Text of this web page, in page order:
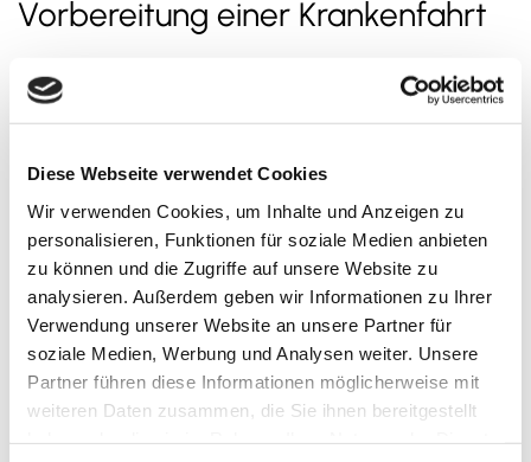
Diese Webseite verwendet Cookies
Wir verwenden Cookies, um Inhalte und Anzeigen zu
personalisieren, Funktionen für soziale Medien anbieten
zu können und die Zugriffe auf unsere Website zu
analysieren. Außerdem geben wir Informationen zu Ihrer
Verwendung unserer Website an unsere Partner für
soziale Medien, Werbung und Analysen weiter. Unsere
Partner führen diese Informationen möglicherweise mit
weiteren Daten zusammen, die Sie ihnen bereitgestellt
Vorbereitung einer Krankenfahrt
Um die Formalitäten der Kostenübernahme für Sie so
stressfrei wie möglich zu gestalten, unterstützen wir
einige Unterlagen:
eine schriftliche Kostenübernahme der Krankenkasse
ODER
einen Transportschein / eine Verordnung des
Krankenhauses oder behandelnden Arztes
Bitte beachten Sie, dass auf der Verordnung bei „Art
der Verordnung“ unbedingt „Taxi/Mietwagen“
angekreuzt sein muss.